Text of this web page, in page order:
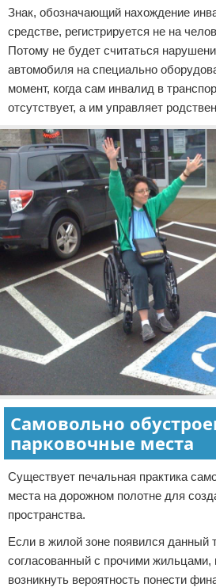
Знак, обозначающий нахождение
средстве, регистрируется не на
Потому не будет считаться
автомобиля на специально
момент, когда сам инвалид в
отсутствует, а им управляет
Самовольно
парковочные места
Существует печальная практика
места на дорожном полотне для
пространства.
Если в жилой зоне появился данный
согласованный с прочими
возникнуть вероятность понести